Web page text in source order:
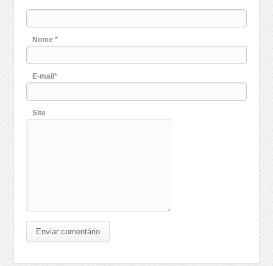
Nome *
E-mail*
Site
Enviar comentário